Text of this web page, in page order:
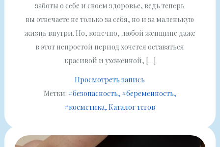
заботы о себе и своем здоровье, ведь теперь
вы отвечаете не только за себя, но и за маленькую
жизнь внутри. Но, конечно, любой женщине даже
в этот непростой период хочется оставаться
красивой и ухоженной, […]
Просмотреть запись
Метки: #безопасность #беременность
#косметика Каталог тегов